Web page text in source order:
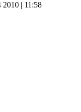
2010 | 11:58